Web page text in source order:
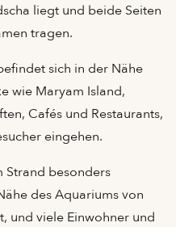
liegt und beide Seiten
tragen.
sich in der Nähe
wie Maryam Island,
Cafés und Restaurants,
eingehen.
Strand besonders
des Aquariums von
und viele Einwohner und